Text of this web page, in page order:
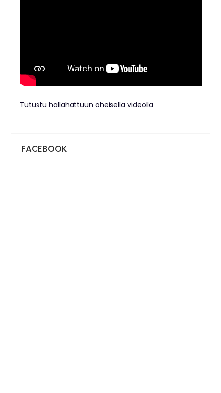
Tutustu hallahattuun oheisella videolla
FACEBOOK